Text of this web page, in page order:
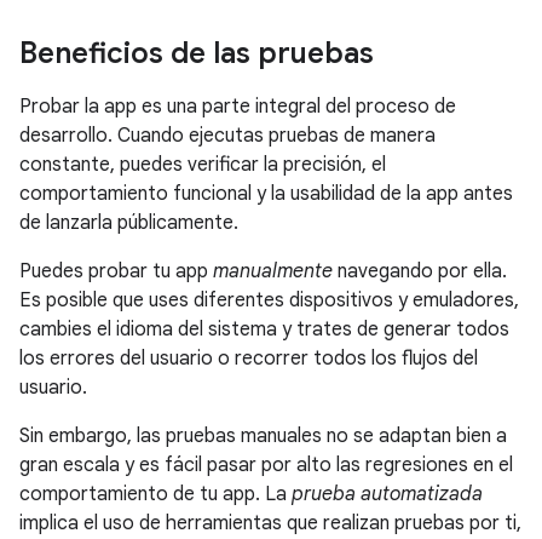
Beneficios de las pruebas
Probar la app es una parte integral del proceso de
desarrollo. Cuando ejecutas pruebas de manera
constante, puedes verificar la precisión, el
comportamiento funcional y la usabilidad de la app antes
de lanzarla públicamente.
Puedes probar tu app manualmente navegando por ella.
Es posible que uses diferentes dispositivos y emuladores,
cambies el idioma del sistema y trates de generar todos
los errores del usuario o recorrer todos los flujos del
usuario.
Sin embargo, las pruebas manuales no se adaptan bien a
gran escala y es fácil pasar por alto las regresiones en el
comportamiento de tu app. La prueba automatizada
implica el uso de herramientas que realizan pruebas por ti,